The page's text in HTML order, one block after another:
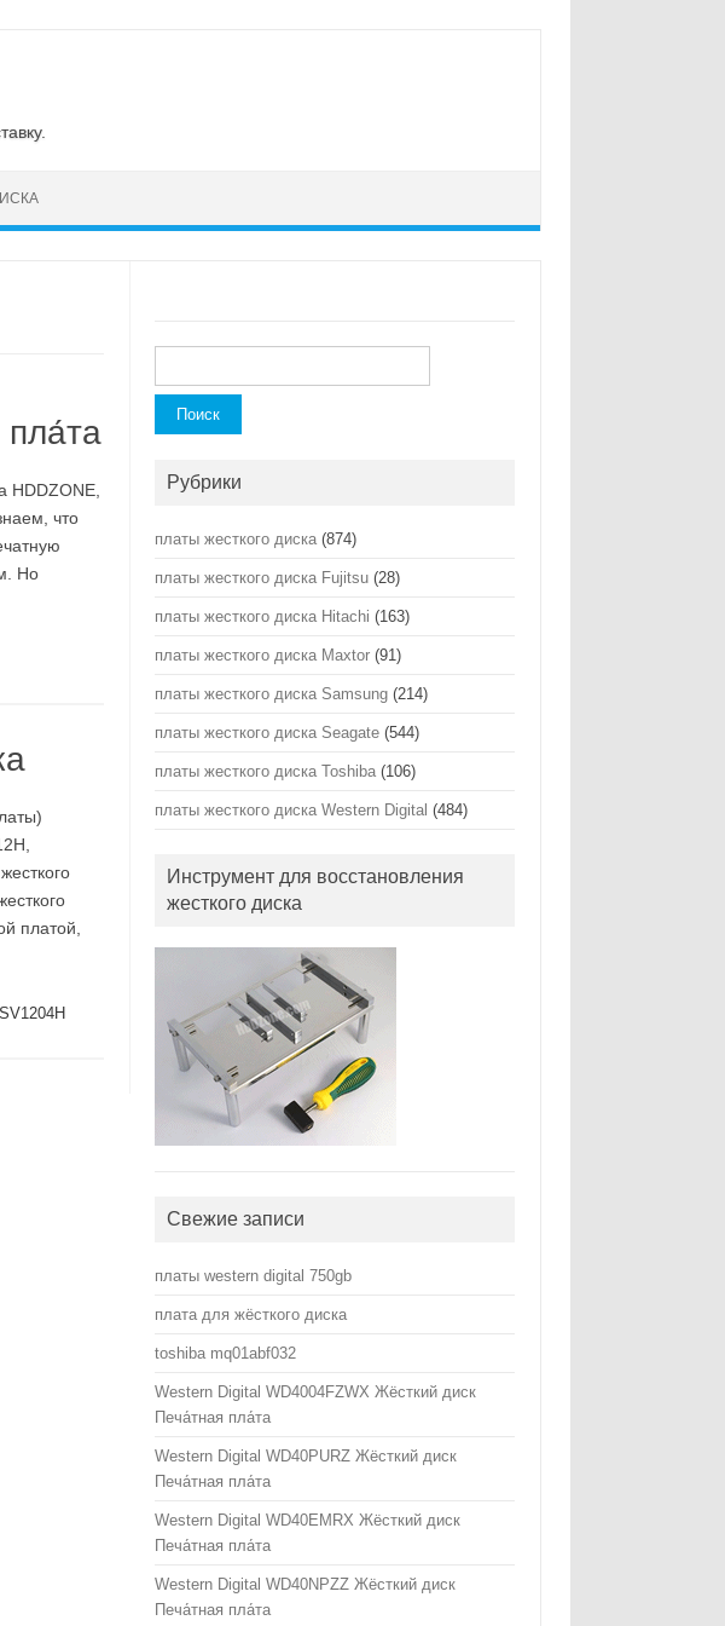
HDDZONE,
что
Но
платой,
SV1204H
Рубрики
платы жесткого диска (874)
платы жесткого диска Fujitsu (28)
платы жесткого диска Hitachi (163)
платы жесткого диска Maxtor (91)
платы жесткого диска Samsung (214)
платы жесткого диска Seagate (544)
платы жесткого диска Toshiba (106)
платы жесткого диска Western Digital (484)
Инструмент для восстановления
жесткого диска
Свежие записи
платы western digital 750gb
плата для жёсткого диска
toshiba mq01abf032
Western Digital WD4004FZWX Жёсткий диск
Печа́тная пла́та
Western Digital WD40PURZ Жёсткий диск
Печа́тная пла́та
Western Digital WD40EMRX Жёсткий диск
Печа́тная пла́та
Western Digital WD40NPZZ Жёсткий диск
Печа́тная пла́та